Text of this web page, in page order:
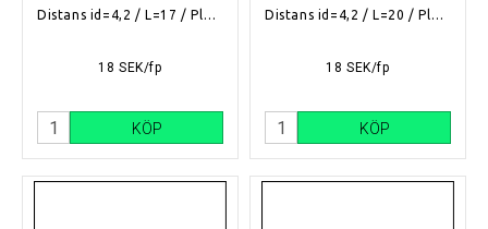
Distans id=4,2 / L=17 / Plast
18 SEK/fp
KÖP
Distans id=4,2 / L=20 / Plast
18 SEK/fp
KÖP